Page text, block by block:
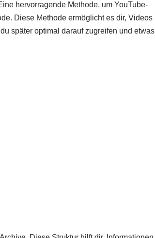
hervorragende Methode, um YouTube-
Diese Methode ermöglicht es dir, Videos
später optimal darauf zugreifen und etwas